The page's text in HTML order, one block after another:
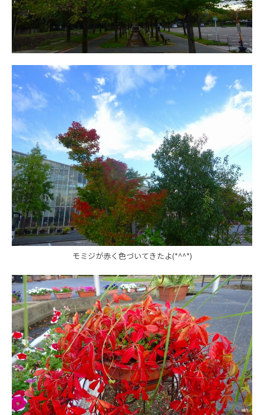
モミジが赤く色づいてきたよ(*^^*)